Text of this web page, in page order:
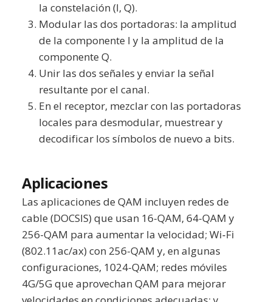
la constelación (I, Q).
Modular las dos portadoras: la amplitud
de la componente I y la amplitud de la
componente Q.
Unir las dos señales y enviar la señal
resultante por el canal.
En el receptor, mezclar con las portadoras
locales para desmodular, muestrear y
decodificar los símbolos de nuevo a bits.
Aplicaciones
Las aplicaciones de QAM incluyen redes de
cable (DOCSIS) que usan 16-QAM, 64-QAM y
256-QAM para aumentar la velocidad; Wi‑Fi
(802.11ac/ax) con 256-QAM y, en algunas
configuraciones, 1024-QAM; redes móviles
4G/5G que aprovechan QAM para mejorar